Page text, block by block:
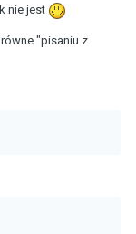
nie jest
"pisaniu z